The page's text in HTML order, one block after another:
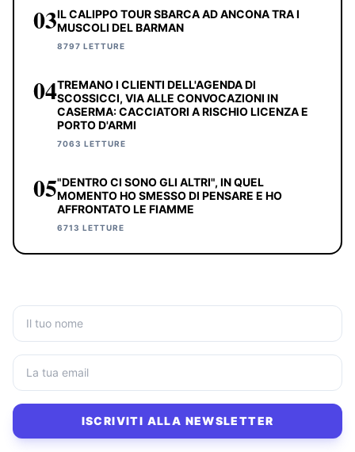
03IL CALIPPO TOUR SBARCA AD ANCONA TRA I
MUSCOLI DEL BARMAN
8797 LETTURE
04TREMANO I CLIENTI DELL'AGENDA DI
SCOSSICCI, VIA ALLE CONVOCAZIONI IN
CASERMA: CACCIATORI A RISCHIO LICENZA E
PORTO D'ARMI
7063 LETTURE
05"DENTRO CI SONO GLI ALTRI", IN QUEL
MOMENTO HO SMESSO DI PENSARE E HO
AFFRONTATO LE FIAMME
6713 LETTURE
ISCRIVITI ALLA NEWSLETTER